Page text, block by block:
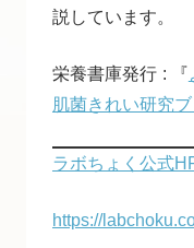
説しています。
栄養書庫発行 : 『
肌菌きれい研究ブ
ラボちょく公式
https://